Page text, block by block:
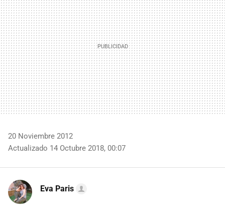
20 Noviembre 2012
Actualizado 14 Octubre 2018, 00:07
Eva Paris